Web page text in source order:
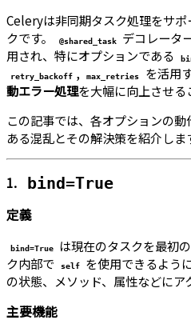
Celeryは非同期タスク処理をサ
クです。
@shared_task
デコレータ
用され、特にオプションである
retry_backoff , max_retries を活用
動エラー処理を大幅に向上させる
この記事では、各オプションの
ある混乱とその解決策を紹介しま
1. bind=True
定義
bind=True
は現在のタスクを最初
ク内部で
self
を使用できるよう
の状態、メソッド、属性などにア
主要機能